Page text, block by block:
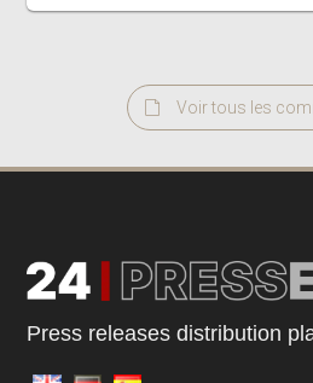
Voir tous les
Press releases distribution